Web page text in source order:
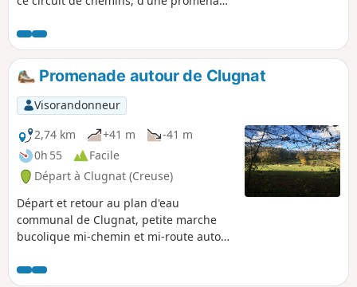
le bruit de la nature, de l'eau et vous
pourrez observer de charmantes
bâtisses creusoises en granite
accompagnées d'anciens moulins. Vous
pourrez également profiter d'un beau
point de vue sur les hauteurs.
Randonnée pouvant être écourtée en
allant directement du (8) au (15).
Promenade autour de Clugnat
Visorandonneur
2,74 km
+41 m
-41 m
0h 55
Facile
Départ à Clugnat (Creuse)
Départ et retour au plan d'eau
communal de Clugnat, petite marche
bucolique mi-chemin et mi-route autour